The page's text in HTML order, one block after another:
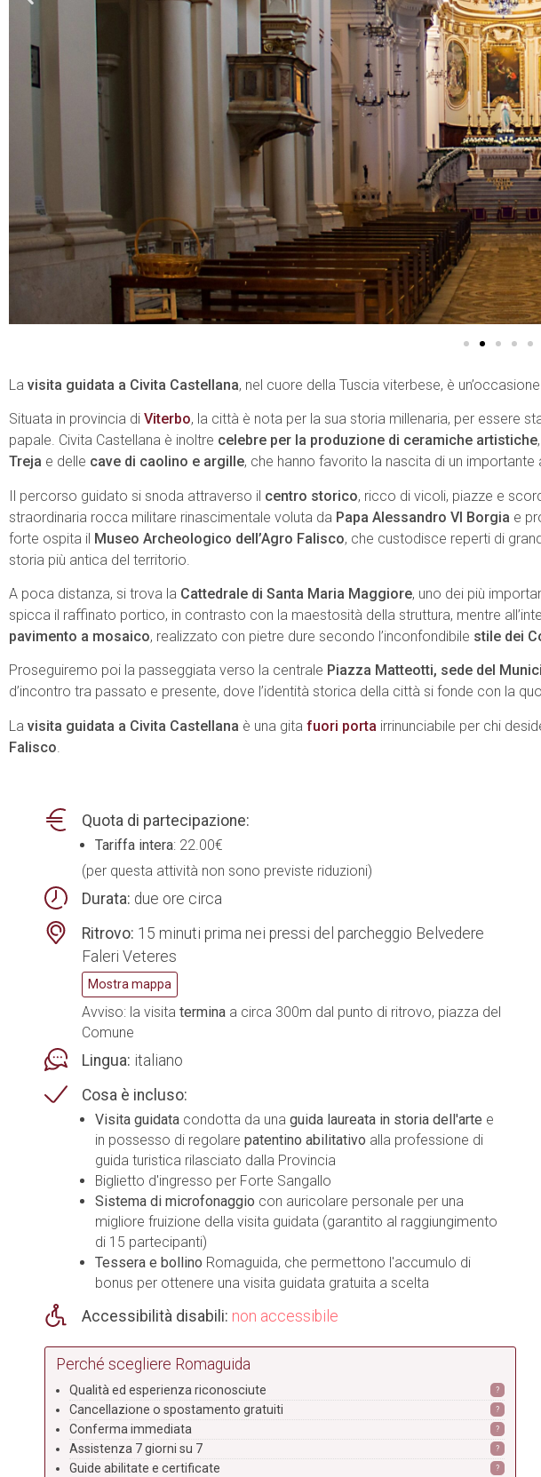
La visita guidata a Civita Castellana, nel cuore della Tuscia viterbese, è
Situata in provincia di Viterbo, la città è nota per la sua storia millenaria, per essere
papale. Civita Castellana è inoltre celebre per la produzione di ceramiche artistiche
Treja e delle cave di caolino e argille, che hanno favorito la nascita di un
Il percorso guidato si snoda attraverso il centro storico, ricco di vicoli, piazze e
straordinaria rocca militare rinascimentale voluta da Papa Alessandro VI Borgia e
forte ospita il Museo Archeologico dell’Agro Falisco, che custodisce reperti di
storia più antica del territorio.
A poca distanza, si trova la Cattedrale di Santa Maria Maggiore, uno dei più
spicca il raffinato portico, in contrasto con la maestosità della struttura, mentre
pavimento a mosaico, realizzato con pietre dure secondo l’inconfondibile stile dei
Proseguiremo poi la passeggiata verso la centrale Piazza Matteotti, sede del
d’incontro tra passato e presente, dove l’identità storica della città si fonde con la
La visita guidata a Civita Castellana è una gita fuori porta irrinunciabile per chi
Falisco
Quota di partecipazione:
Tariffa intera: 22.00€
(per questa attività non sono previste riduzioni)
Durata: due ore circa
Ritrovo: 15 minuti prima nei pressi del parcheggio Belvedere
Faleri Veteres
Mostra mappa
Avviso: la visita termina a circa 300m dal punto di ritrovo, piazza del
Comune
Lingua: italiano
Cosa è incluso:
Visita guidata condotta da una guida laureata in storia dell'arte e
in possesso di regolare patentino abilitativo alla professione di
guida turistica rilasciato dalla Provincia
Biglietto d'ingresso per Forte Sangallo
Sistema di microfonaggio con auricolare personale per una
migliore fruizione della visita guidata (garantito al raggiungimento
di 15 partecipanti)
Tessera e bollino Romaguida, che permettono l'accumulo di
bonus per ottenere una visita guidata gratuita a scelta
Accessibilità disabili: non accessibile
Perché scegliere Romaguida
Qualità ed esperienza riconosciute ?
Cancellazione o spostamento gratuiti ?
Conferma immediata ?
Assistenza 7 giorni su 7 ?
Guide abilitate e certificate ?